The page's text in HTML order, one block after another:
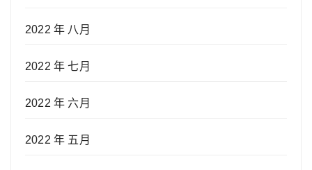
2022 年 八月
2022 年 七月
2022 年 六月
2022 年 五月